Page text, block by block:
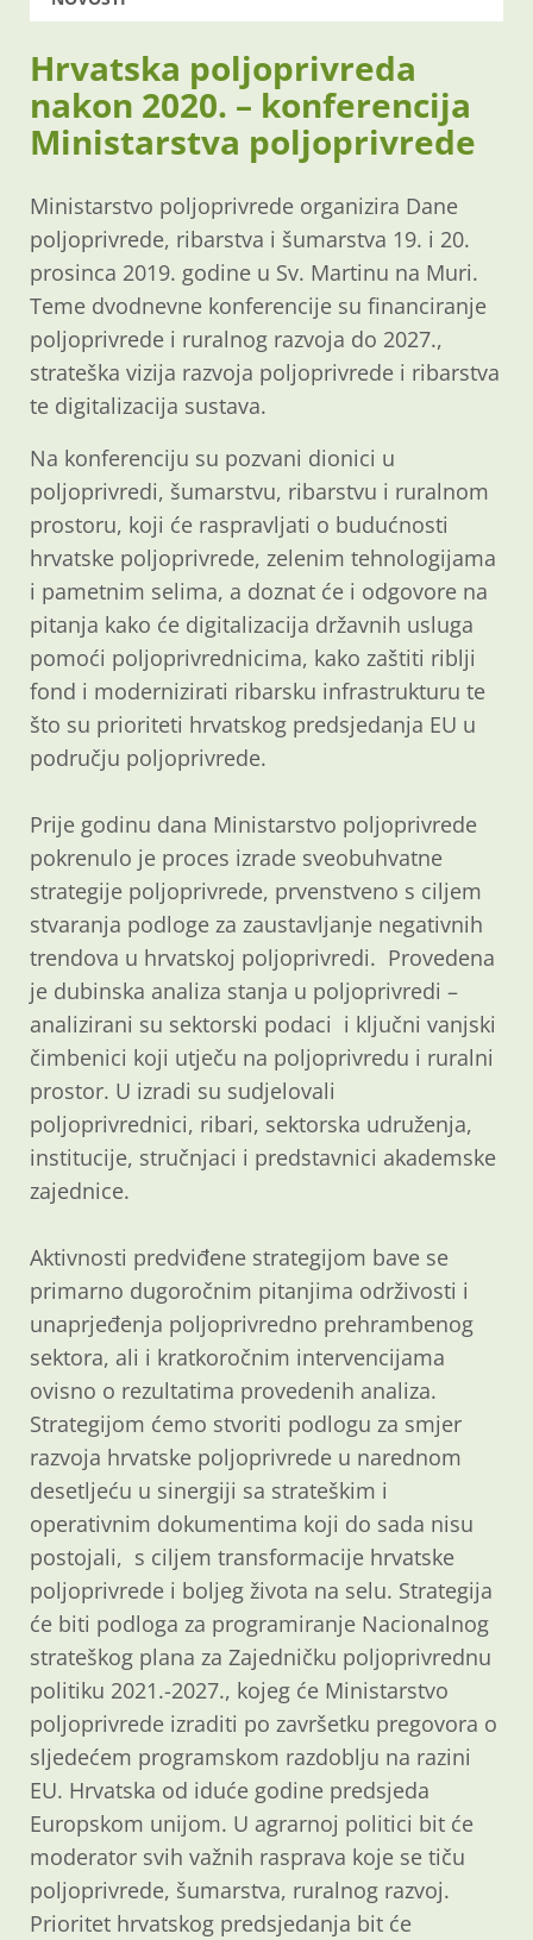
Hrvatska poljoprivreda
nakon 2020. – konferencija
Ministarstva poljoprivrede
Ministarstvo poljoprivrede organizira Dane
poljoprivrede, ribarstva i šumarstva 19. i 20.
prosinca 2019. godine u Sv. Martinu na Muri.
Teme dvodnevne konferencije su financiranje
poljoprivrede i ruralnog razvoja do 2027.,
strateška vizija razvoja poljoprivrede i ribarstva
te digitalizacija sustava.
Na konferenciju su pozvani dionici u
poljoprivredi, šumarstvu, ribarstvu i ruralnom
prostoru, koji će raspravljati o budućnosti
hrvatske poljoprivrede, zelenim tehnologijama
i pametnim selima, a doznat će i odgovore na
pitanja kako će digitalizacija državnih usluga
pomoći poljoprivrednicima, kako zaštiti riblji
fond i modernizirati ribarsku infrastrukturu te
što su prioriteti hrvatskog predsjedanja EU u
području poljoprivrede.
Prije godinu dana Ministarstvo poljoprivrede
pokrenulo je proces izrade sveobuhvatne
strategije poljoprivrede, prvenstveno s ciljem
stvaranja podloge za zaustavljanje negativnih
trendova u hrvatskoj poljoprivredi. Provedena
je dubinska analiza stanja u poljoprivredi –
analizirani su sektorski podaci i ključni vanjski
čimbenici koji utječu na poljoprivredu i ruralni
prostor. U izradi su sudjelovali
poljoprivrednici, ribari, sektorska udruženja,
institucije, stručnjaci i predstavnici akademske
zajednice.
Aktivnosti predviđene strategijom bave se
primarno dugoročnim pitanjima održivosti i
unaprjeđenja poljoprivredno prehrambenog
sektora, ali i kratkoročnim intervencijama
ovisno o rezultatima provedenih analiza.
Strategijom ćemo stvoriti podlogu za smjer
razvoja hrvatske poljoprivrede u narednom
desetljeću u sinergiji sa strateškim i
operativnim dokumentima koji do sada nisu
postojali, s ciljem transformacije hrvatske
poljoprivrede i boljeg života na selu. Strategija
će biti podloga za programiranje Nacionalnog
strateškog plana za Zajedničku poljoprivrednu
politiku 2021.-2027., kojeg će Ministarstvo
poljoprivrede izraditi po završetku pregovora o
sljedećem programskom razdoblju na razini
EU. Hrvatska od iduće godine predsjeda
Europskom unijom. U agrarnoj politici bit će
moderator svih važnih rasprava koje se tiču
poljoprivrede, šumarstva, ruralnog razvoj.
Prioritet hrvatskog predsjedanja bit će